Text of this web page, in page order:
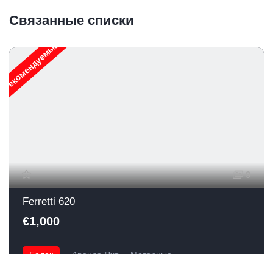
Связанные списки
Рекомендуемые
9
Ferretti 620
€1,000